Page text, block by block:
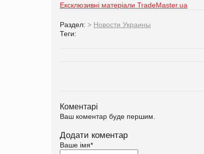
Ексклюзивні матеріали TradeMaster.ua
Раздел: > Новости Украины
Теги:
Коментарі
Ваш коментар буде першим.
Додати коментар
Ваше імя*